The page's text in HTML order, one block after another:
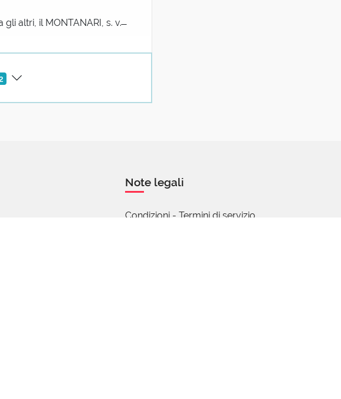
altri, il MONTANARI, s. v.
Note legali
Condizioni - Termini di servizio